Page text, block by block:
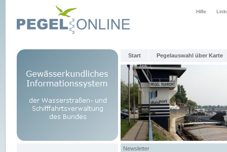
Hilfe
Start Pegelauswahl über Karte
Newsletter